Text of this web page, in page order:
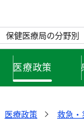
保健医療局の分野別
医療政策
医療政策 救急